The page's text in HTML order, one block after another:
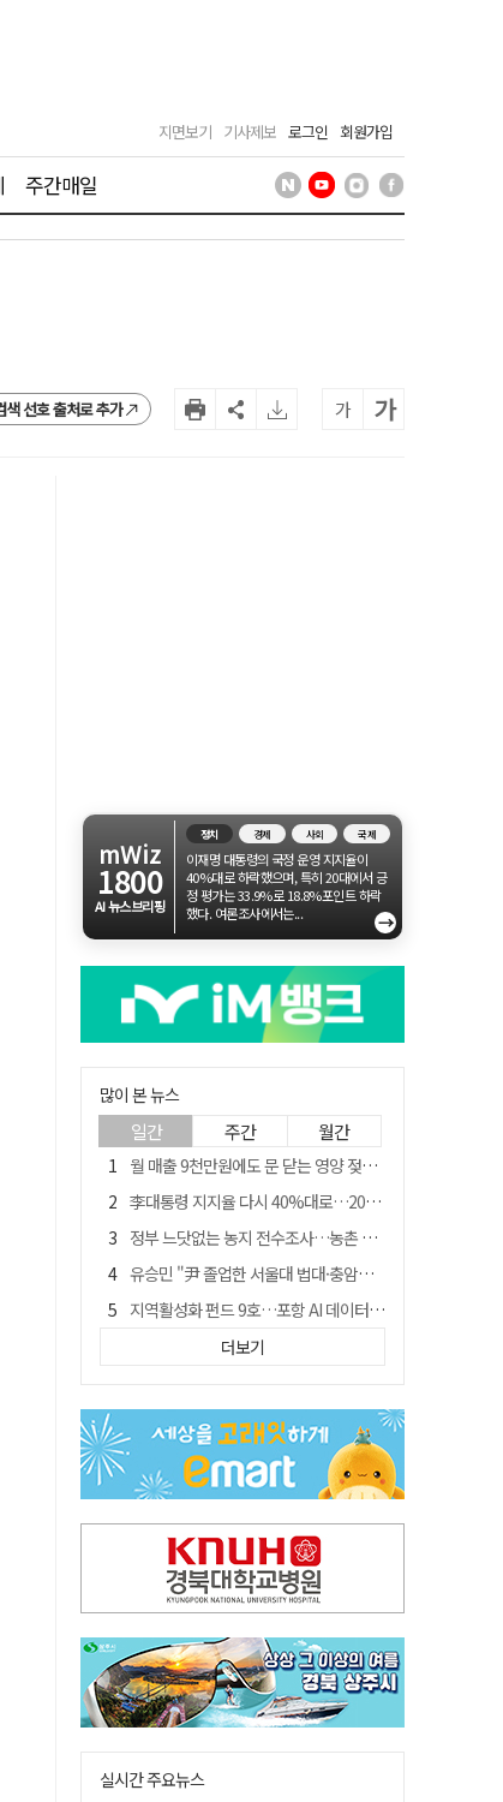
지면보기 기사제보 로그인 회원가입
주간매일
색 선호 출처로 추가 가 가
mWiz
1800
AI 뉴스브리핑
정치 경제 사회 국제
이재명 대통령의 국정 운영 지지율이
40%대로 하락했으며, 특히 20대에서 긍
정 평가는 33.9%로 18.8%포인트 하락
했다. 여론조사에서는...
→
많이 본 뉴스
일간 주간 월간
월 매출 9천만원에도 문 닫는 영양 젖소농장… "일할 사람이 없어"
李대통령 지지율 다시 40%대로…20대는 18.8%p 급락
정부 느닷없는 농지 전수조사…농촌 들쑤시는 '경자유전'의 칼날
유승민 "尹 졸업한 서울대 법대·충암고도 없애야"…李 육사 통합 직격
지역활성화 펀드 9호…포항 AI 데이터센터에 6천억 투입
국민 51.9% "李 대통령 재판 재개 필요하다"
[농지 전수조사 폐해] 농지값도 흔들리나…"도지 막히면 헐값 매물 나올 수도"
아쉬운 태클
'솔리다임 IPO 추진설' SK하이닉스, 주가 9% 급락
더보기
실시간 주요뉴스